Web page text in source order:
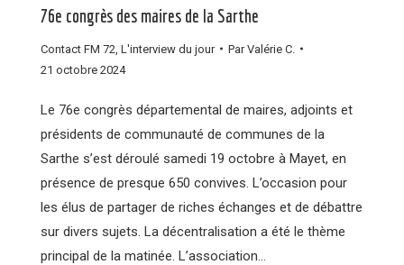
76e congrès des maires de la Sarthe
Contact FM 72 L'interview du jour ParValérie C.
21 octobre 2024
Le 76e congrès départemental de maires, adjoints et
présidents de communauté de communes de la
Sarthe s’est déroulé samedi 19 octobre à Mayet, en
présence de presque 650 convives. L’occasion pour
les élus de partager de riches échanges et de débattre
sur divers sujets. La décentralisation a été le thème
principal de la matinée. L’association…